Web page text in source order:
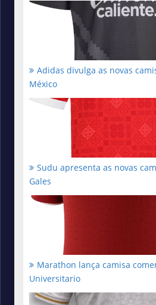
Adidas divulga as novas
México
Sudu apresenta as novas
Gales
Marathon lança camisa
Universitario